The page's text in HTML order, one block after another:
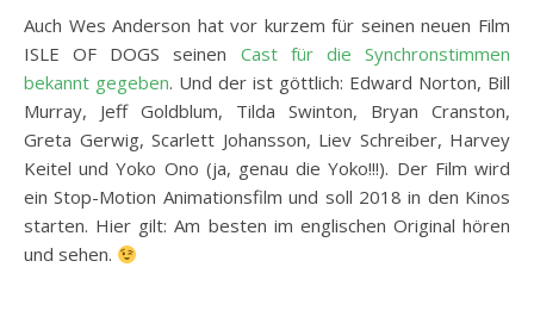
Auch Wes Anderson hat vor kurzem für seinen neuen Film
ISLE OF DOGS seinen Cast für die Synchronstimmen
bekannt gegeben. Und der ist göttlich: Edward Norton, Bill
Murray, Jeff Goldblum, Tilda Swinton, Bryan Cranston,
Greta Gerwig, Scarlett Johansson, Liev Schreiber, Harvey
Keitel und Yoko Ono (ja, genau die Yoko!!!). Der Film wird
ein Stop-Motion Animationsfilm und soll 2018 in den Kinos
starten. Hier gilt: Am besten im englischen Original hören
und sehen.